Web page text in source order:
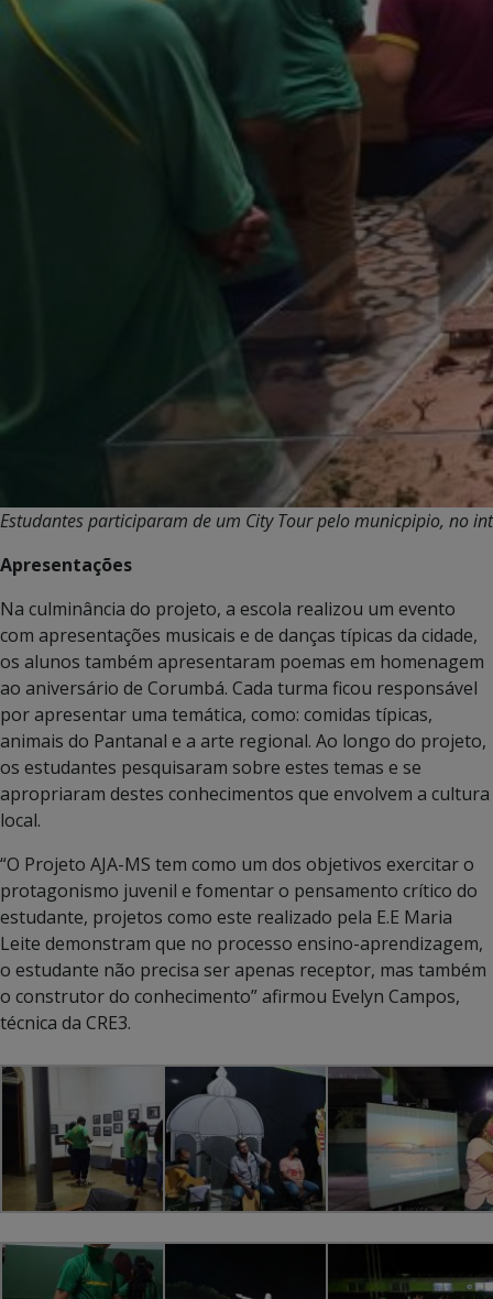
Estudantes participaram de um City Tour pelo municpipio, no
Apresentações
Na culminância do projeto, a escola realizou um evento
com apresentações musicais e de danças típicas da cidade,
os alunos também apresentaram poemas em homenagem
ao aniversário de Corumbá. Cada turma ficou responsável
por apresentar uma temática, como: comidas típicas,
animais do Pantanal e a arte regional. Ao longo do projeto,
os estudantes pesquisaram sobre estes temas e se
apropriaram destes conhecimentos que envolvem a cultura
local.
“O Projeto AJA-MS tem como um dos objetivos exercitar o
protagonismo juvenil e fomentar o pensamento crítico do
estudante, projetos como este realizado pela E.E Maria
Leite demonstram que no processo ensino-aprendizagem,
o estudante não precisa ser apenas receptor, mas também
o construtor do conhecimento” afirmou Evelyn Campos,
técnica da CRE3.